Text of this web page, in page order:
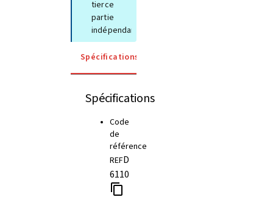
tierce
partie
indépendante
Spécifications
Spécifications
Code
de
référence
REFD
6110